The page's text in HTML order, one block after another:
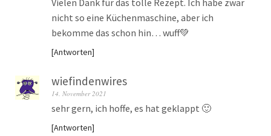
nicht so eine Küchenmaschine, aber ich
bekomme das schon hin… wuff💚
Antworten
wiefindenwires
14. November 2021
sehr gern, ich hoffe, es hat geklappt 🙂
Antworten